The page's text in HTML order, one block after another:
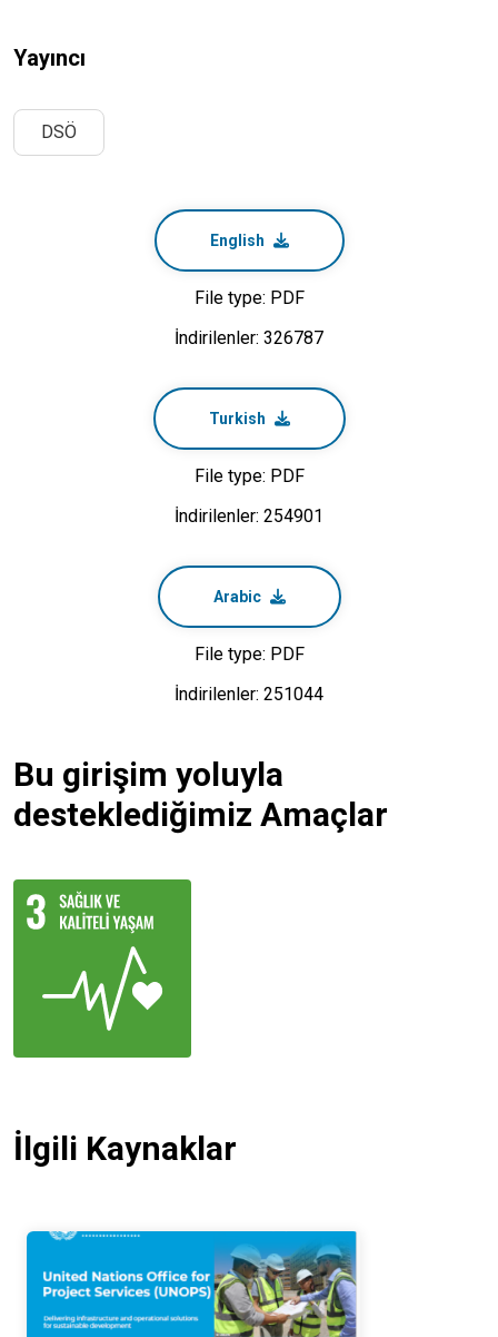
Yayıncı
DSÖ
English
File type: PDF
İndirilenler: 326787
Turkish
File type: PDF
İndirilenler: 254901
Arabic
File type: PDF
İndirilenler: 251044
Bu girişim yoluyla
desteklediğimiz Amaçlar
İlgili Kaynaklar